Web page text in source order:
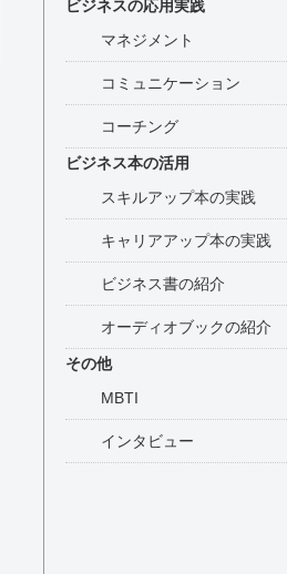
ビジネスの応用実践
マネジメント
コミュニケーション
コーチング
ビジネス本の活用
スキルアップ本の実践
キャリアアップ本の実践
ビジネス書の紹介
オーディオブックの紹介
その他
MBTI
インタビュー